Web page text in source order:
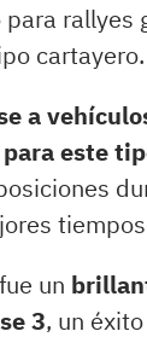
cartayero.
a
este
un
3, un